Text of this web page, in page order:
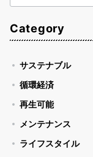
索
Category
サステナブル
循環経済
再生可能
メンテナンス
ライフスタイル